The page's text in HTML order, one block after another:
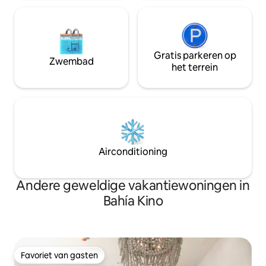
Zwembad
Gratis parkeren op
het terrein
Airconditioning
Andere geweldige vakantiewoningen in
Bahía Kino
Favoriet van gasten
Favoriet van gasten